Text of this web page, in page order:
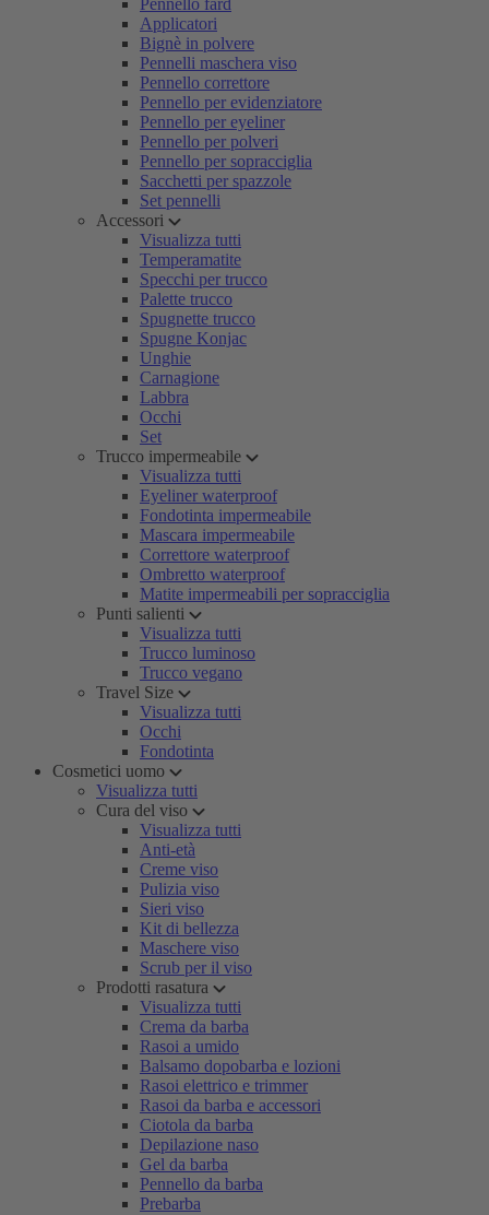
Pennello fard
Applicatori
Bignè in polvere
Pennelli maschera viso
Pennello correttore
Pennello per evidenziatore
Pennello per eyeliner
Pennello per polveri
Pennello per sopracciglia
Sacchetti per spazzole
Set pennelli
Accessori
Visualizza tutti
Temperamatite
Specchi per trucco
Palette trucco
Spugnette trucco
Spugne Konjac
Unghie
Carnagione
Labbra
Occhi
Set
Trucco impermeabile
Visualizza tutti
Eyeliner waterproof
Fondotinta impermeabile
Mascara impermeabile
Correttore waterproof
Ombretto waterproof
Matite impermeabili per sopracciglia
Punti salienti
Visualizza tutti
Trucco luminoso
Trucco vegano
Travel Size
Visualizza tutti
Occhi
Fondotinta
Cosmetici uomo
Visualizza tutti
Cura del viso
Visualizza tutti
Anti-età
Creme viso
Pulizia viso
Sieri viso
Kit di bellezza
Maschere viso
Scrub per il viso
Prodotti rasatura
Visualizza tutti
Crema da barba
Rasoi a umido
Balsamo dopobarba e lozioni
Rasoi elettrico e trimmer
Rasoi da barba e accessori
Ciotola da barba
Depilazione naso
Gel da barba
Pennello da barba
Prebarba